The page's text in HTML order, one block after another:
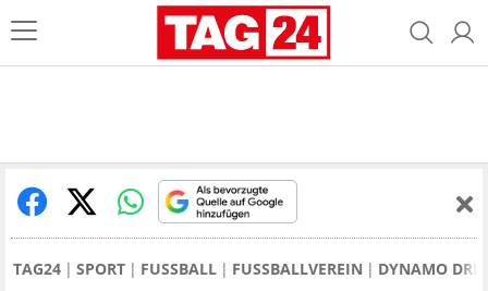
TAG24 SPORT FUSSBALL FUSSBALLVEREIN DYNAMO